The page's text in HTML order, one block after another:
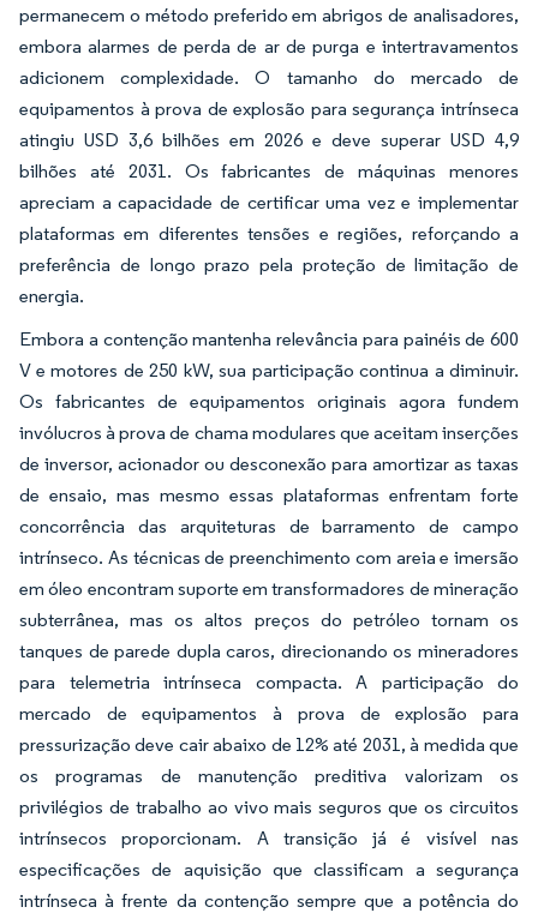
permanecem o método preferido em abrigos de analisadores,
embora alarmes de perda de ar de purga e intertravamentos
adicionem complexidade. O tamanho do mercado de
equipamentos à prova de explosão para segurança intrínseca
atingiu USD 3,6 bilhões em 2026 e deve superar USD 4,9
bilhões até 2031. Os fabricantes de máquinas menores
apreciam a capacidade de certificar uma vez e implementar
plataformas em diferentes tensões e regiões, reforçando a
preferência de longo prazo pela proteção de limitação de
energia.
Embora a contenção mantenha relevância para painéis de 600
V e motores de 250 kW, sua participação continua a diminuir.
Os fabricantes de equipamentos originais agora fundem
invólucros à prova de chama modulares que aceitam inserções
de inversor, acionador ou desconexão para amortizar as taxas
de ensaio, mas mesmo essas plataformas enfrentam forte
concorrência das arquiteturas de barramento de campo
intrínseco. As técnicas de preenchimento com areia e imersão
em óleo encontram suporte em transformadores de mineração
subterrânea, mas os altos preços do petróleo tornam os
tanques de parede dupla caros, direcionando os mineradores
para telemetria intrínseca compacta. A participação do
mercado de equipamentos à prova de explosão para
pressurização deve cair abaixo de 12% até 2031, à medida que
os programas de manutenção preditiva valorizam os
privilégios de trabalho ao vivo mais seguros que os circuitos
intrínsecos proporcionam. A transição já é visível nas
especificações de aquisição que classificam a segurança
intrínseca à frente da contenção sempre que a potência do